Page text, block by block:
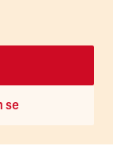
se